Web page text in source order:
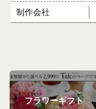
制作会社
フラワーギフト